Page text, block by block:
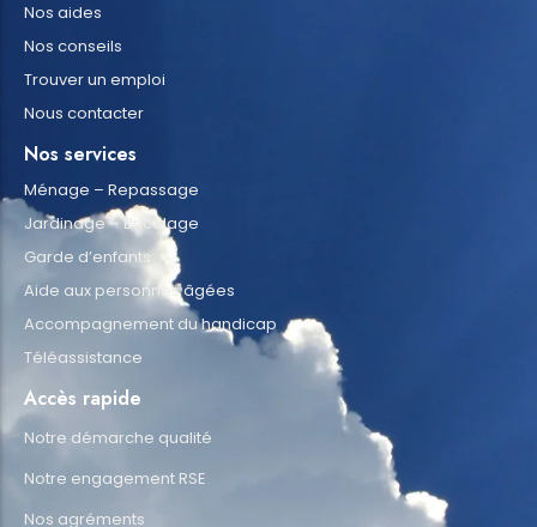
Nos aides
Nos conseils
Trouver un emploi
Nous contacter
Nos services
Ménage – Repassage
Jardinage – Bricolage
Garde d’enfants
Aide aux personnes âgées
Accompagnement du handicap
Téléassistance
Accès rapide
Notre démarche qualité
Notre engagement RSE
Nos agréments